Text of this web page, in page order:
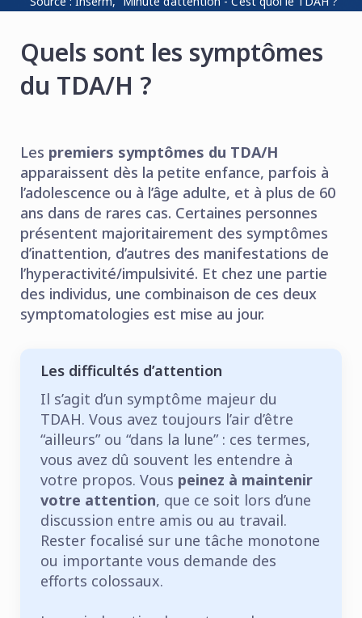
Quels sont les symptômes
du TDA/H ?
Les premiers symptômes du TDA/H
apparaissent dès la petite enfance, parfois à
l’adolescence ou à l’âge adulte, et à plus de 60
ans dans de rares cas. Certaines personnes
présentent majoritairement des symptômes
d’inattention, d’autres des manifestations de
l’hyperactivité/impulsivité. Et chez une partie
des individus, une combinaison de ces deux
symptomatologies est mise au jour.
Les difficultés d’attention
Il s’agit d’un symptôme majeur du
TDAH. Vous avez toujours l’air d’être
“ailleurs” ou “dans la lune” : ces termes,
vous avez dû souvent les entendre à
votre propos. Vous peinez à maintenir
votre attention, que ce soit lors d’une
discussion entre amis ou au travail.
Rester focalisé sur une tâche monotone
ou importante vous demande des
efforts colossaux.